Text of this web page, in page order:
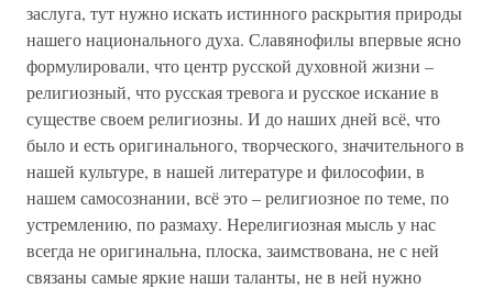
заслуга, тут нужно искать истинного раскрытия природы
нашего национального духа. Славянофилы впервые ясно
формулировали, что центр русской духовной жизни –
религиозный, что русская тревога и русское искание в
существе своем религиозны. И до наших дней всё, что
было и есть оригинального, творческого, значительного в
нашей культуре, в нашей литературе и философии, в
нашем самосознании, всё это – религиозное по теме, по
устремлению, по размаху. Нерелигиозная мысль у нас
всегда не оригинальна, плоска, заимствована, не с ней
связаны самые яркие наши таланты, не в ней нужно